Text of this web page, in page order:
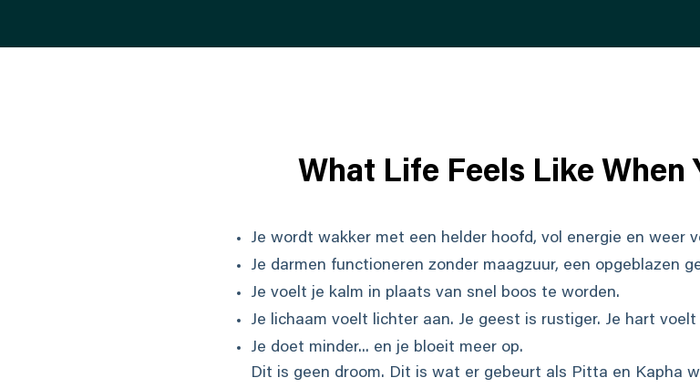
What Life Feels Like When
Je wordt wakker met een helder hoofd, vol energie en weer
Je darmen functioneren zonder maagzuur, een opgeblazen
Je voelt je kalm in plaats van snel boos te worden.
Je lichaam voelt lichter aan. Je geest is rustiger. Je hart
Je doet minder... en je bloeit meer op.
Dit is geen droom. Dit is wat er gebeurt als Pitta en Kapha